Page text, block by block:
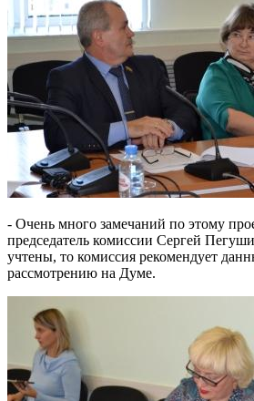
- Очень много замечаний по этому
председатель комиссии Сергей
учтены, то комиссия рекомендует
рассмотрению на Думе.